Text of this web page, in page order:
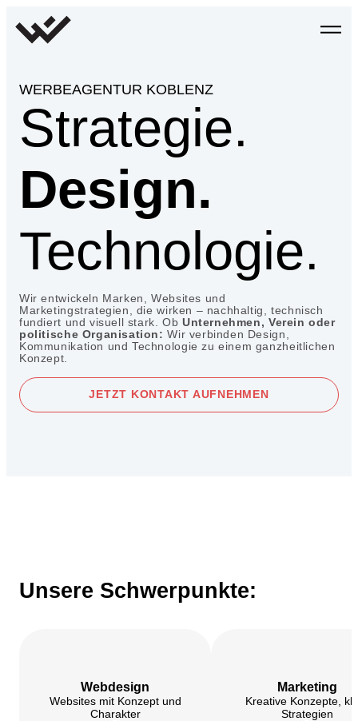
WERBEAGENTUR KOBLENZ
Strategie.
Design.
Technologie.
JETZT KONTAKT AUFNEHMEN
Wir entwickeln Marken, Websites und
Marketingstrategien, die wirken – nachhaltig, technisch
fundiert und visuell stark. Ob Unternehmen, Verein oder
politische Organisation: Wir verbinden Design,
Kommunikation und Technologie zu einem ganzheitlichen
Konzept.
Unsere Schwerpunkte:
Webdesign
Websites mit Konzept und
Charakter
Marketing
Kreative Konzepte,
Strategien